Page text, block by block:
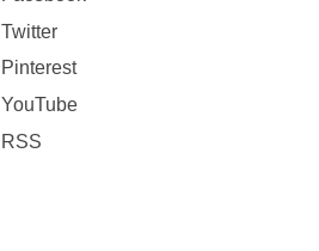
Twitter
Pinterest
YouTube
RSS